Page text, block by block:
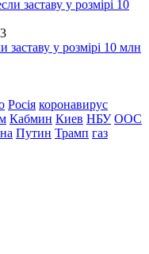
заставу у розмірі 10 млн
Росія коронавирус
Кабмин Киев НБУ ООС
Путин Трамп газ